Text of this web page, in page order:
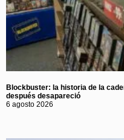
Blockbuster: la historia de la
después desapareció
6 agosto 2026